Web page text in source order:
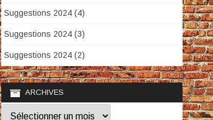
Suggestions 2024 (4)
Suggestions 2024 (3)
Suggestions 2024 (2)
ARCHIVES
Archives